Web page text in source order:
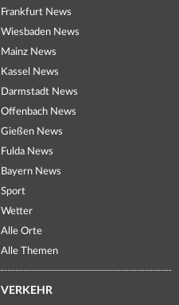
Frankfurt News
Wiesbaden News
Mainz News
Kassel News
Darmstadt News
Offenbach News
Gießen News
Fulda News
Bayern News
Sport
Wetter
Alle Orte
Alle Themen
VERKEHR